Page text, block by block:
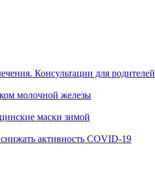
Консультации для родителей
молочной железы
маски зимой
активность COVID-19